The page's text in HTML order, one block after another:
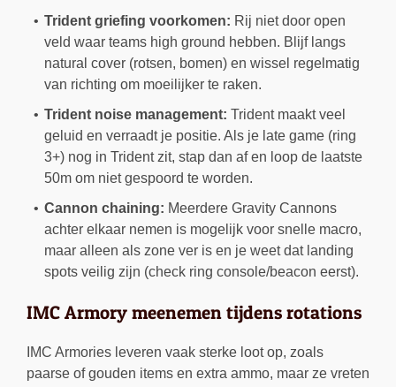
Trident griefing voorkomen: Rij niet door open
veld waar teams high ground hebben. Blijf langs
natural cover (rotsen, bomen) en wissel regelmatig
van richting om moeilijker te raken.
Trident noise management: Trident maakt veel
geluid en verraadt je positie. Als je late game (ring
3+) nog in Trident zit, stap dan af en loop de laatste
50m om niet gespoord te worden.
Cannon chaining: Meerdere Gravity Cannons
achter elkaar nemen is mogelijk voor snelle macro,
maar alleen als zone ver is en je weet dat landing
spots veilig zijn (check ring console/beacon eerst).
IMC Armory meenemen tijdens rotations
IMC Armories leveren vaak sterke loot op, zoals
paarse of gouden items en extra ammo, maar ze vreten